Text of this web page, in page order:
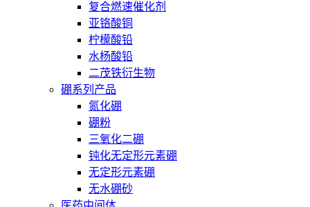
复合燃速催化剂
亚铬酸铜
柠檬酸铅
水杨酸铅
二茂铁衍生物
硼系列产品
氮化硼
硼粉
三氧化二硼
钝化无定形元素硼
无定形元素硼
无水硼砂